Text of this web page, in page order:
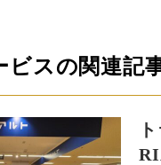
ビスの関連記